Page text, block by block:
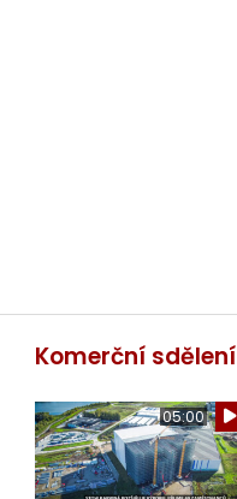
Komerční sdělení
05:00